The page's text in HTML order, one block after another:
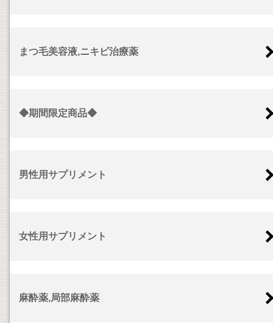
まつ毛美容液,ニキビ治療薬
◆期間限定商品◆
男性用サプリメント
女性用サプリメント
麻酔薬,局部麻酔薬